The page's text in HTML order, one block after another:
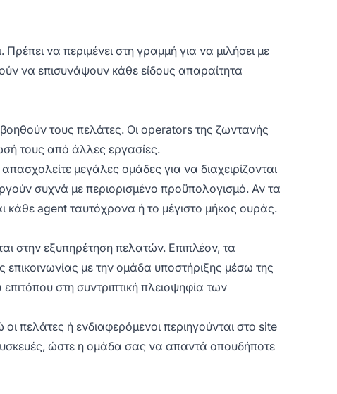
να περιμένει στη γραμμή για να μιλήσει με
να επισυνάψουν κάθε είδους απαραίτητα
τους πελάτες. Οι operators της ζωντανής
τους από άλλες εργασίες.
μεγάλες ομάδες για να διαχειρίζονται
συχνά με περιορισμένο προϋπολογισμό. Αν τα
κάθε agent ταυτόχρονα ή το μέγιστο μήκος ουράς.
στην εξυπηρέτηση πελατών. Επιπλέον, τα
με την ομάδα υποστήριξης μέσω της
στη συντριπτική πλειοψηφία των
πελάτες ή ενδιαφερόμενοι περιηγούνται στο site
ώστε η ομάδα σας να απαντά οπουδήποτε